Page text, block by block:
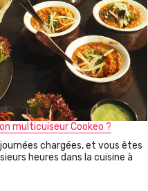
multicuiseur Cookeo ?
chargées, et vous êtes
heures dans la cuisine à